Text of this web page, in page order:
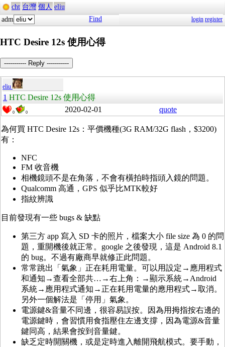
cht 台灣 個人 eliu
adm
Find login register
HTC Desire 12s 使用心得
----------- Reply -----------
eliu
1 HTC Desire 12s 使用心得
0 0 2020-02-01 quote
為何買 HTC Desire 12s：平價機種(3G RAM/32G flash， $3200)
有：
NFC
FM 收音機
相機鏡頭不是在角落，不會有橫拍時指頭入鏡的問題。
Qualcomm 高通，GPS 似乎比MTK較好
指紋辨識
目前發現有一些 bugs & 缺點
第三方 app 寫入 SD 卡的照片，檔案大小 file size 為 0 的問
題，重開機後就正常。google 之後發現，這是 Android 8.1
的 bug。不過有廠商早就修正此問題。
常常跳出「氣象」正在耗用電量。可以用設定→應用程式
和通知→查看全部共…→右上角：→顯示系統→Android
系統→應用程式通知→正在耗用電量的應用程式→取消。
另外一個解法是「停用」氣象。
電源鍵&音量不同邊，很容易誤按。因為用拇指按右邊的
電源鍵時，會習慣用食指壓住左邊支撐，因為電源&音量
鍵同高，結果會按到音量鍵。
缺乏定時開關機，或是定時進入離開飛航模式。要手動，